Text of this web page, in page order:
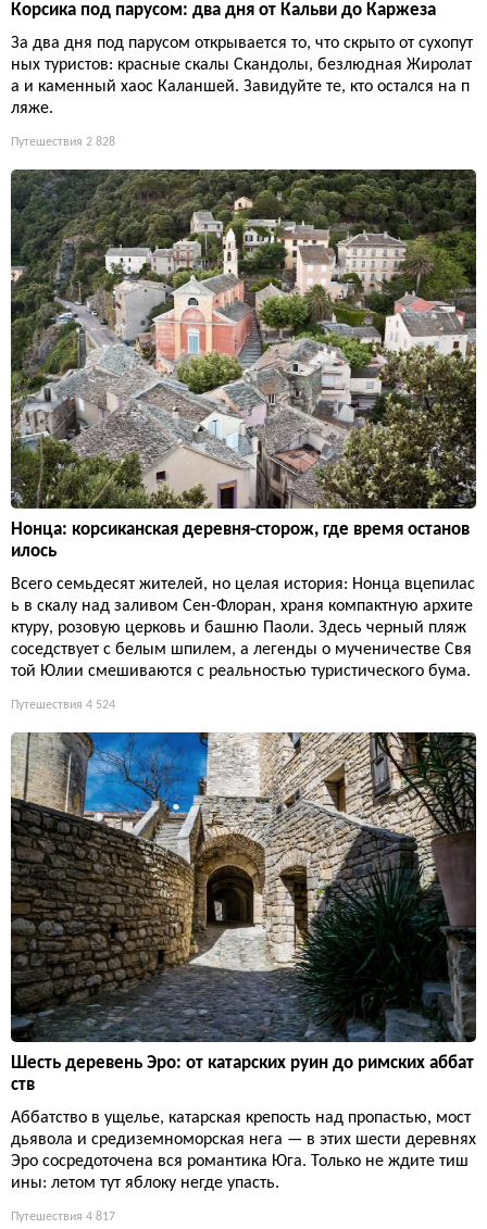
Корсика под парусом: два дня от Кальви до Каржеза
За два дня под парусом открывается то, что скрыто от сухопут
ных туристов: красные скалы Скандолы, безлюдная Жиролат
а и каменный хаос Каланшей. Завидуйте те, кто остался на п
ляже.
Путешествия 2 828
Нонца: корсиканская деревня-сторож, где время останов
илось
Всего семьдесят жителей, но целая история: Нонца вцепилас
ь в скалу над заливом Сен-Флоран, храня компактную архите
ктуру, розовую церковь и башню Паоли. Здесь черный пляж
соседствует с белым шпилем, а легенды о мученичестве Свя
той Юлии смешиваются с реальностью туристического бума.
Путешествия 4 524
Шесть деревень Эро: от катарских руин до римских аббат
ств
Аббатство в ущелье, катарская крепость над пропастью, мост
дьявола и средиземноморская нега — в этих шести деревнях
Эро сосредоточена вся романтика Юга. Только не ждите тиш
ины: летом тут яблоку негде упасть.
Путешествия 4 817